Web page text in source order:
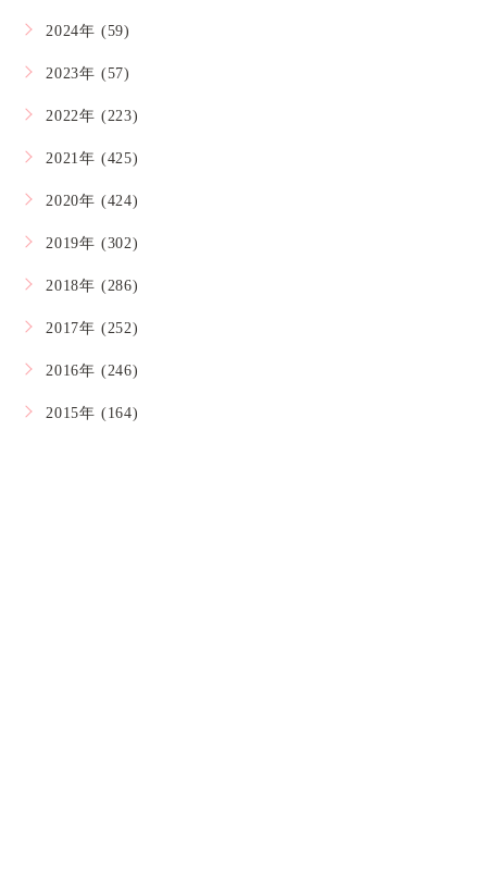
2024年 (59)
2023年 (57)
2022年 (223)
2021年 (425)
2020年 (424)
2019年 (302)
2018年 (286)
2017年 (252)
2016年 (246)
2015年 (164)